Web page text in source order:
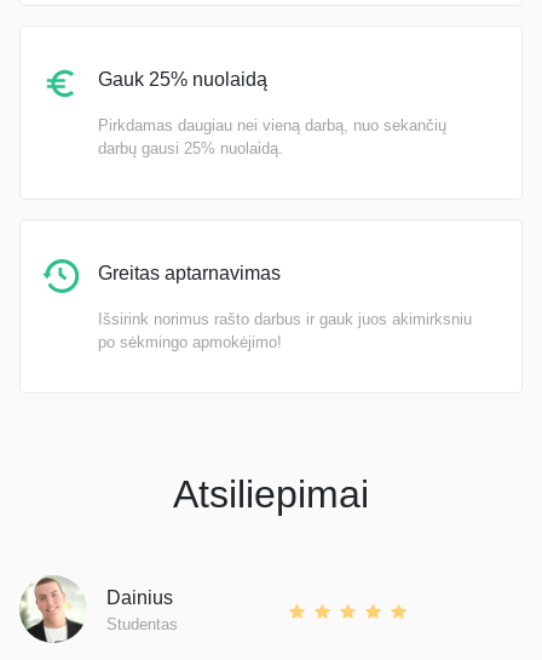
Gauk 25% nuolaidą
Pirkdamas daugiau nei vieną darbą, nuo sekančių
darbų gausi 25% nuolaidą.
Greitas aptarnavimas
Išsirink norimus rašto darbus ir gauk juos akimirksniu
po sėkmingo apmokėjimo!
Atsiliepimai
Dainius
Studentas